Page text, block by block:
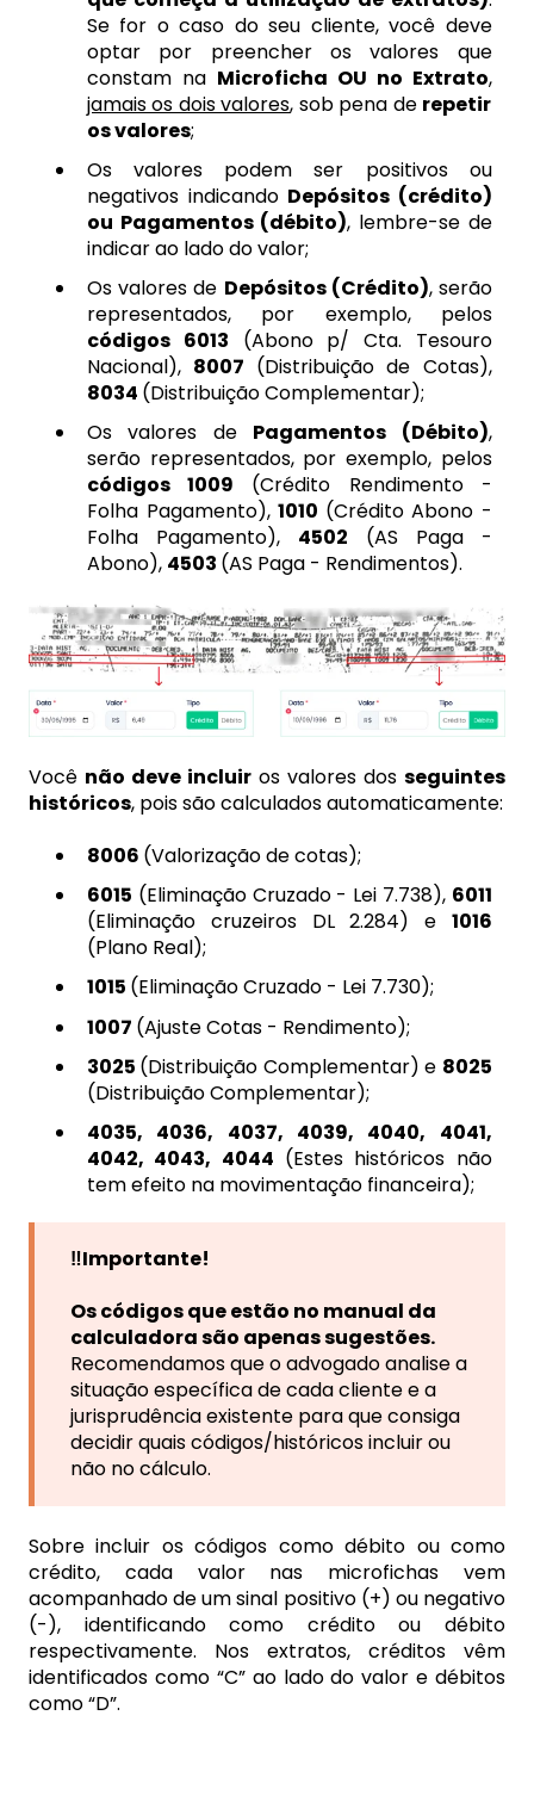
Se for o caso do seu cliente, você deve
optar por preencher os valores que
constam na Microficha OU no Extrato,
jamais os dois valores, sob pena de repetir
os valores;
Os valores podem ser positivos ou
negativos indicandoDepósitos (crédito)
ou Pagamentos (débito), lembre-se de
indicar ao lado do valor;
Os valores de Depósitos (Crédito), serão
representados, por exemplo, pelos
códigos 6013 (Abono p/ Cta. Tesouro
Nacional), 8007 (Distribuição de Cotas),
8034 (Distribuição Complementar);
Os valores de Pagamentos (Débito),
serão representados, por exemplo, pelos
códigos 1009 (Crédito Rendimento -
Folha Pagamento),1010 (Crédito Abono -
Folha Pagamento), 4502 (AS Paga -
Abono), 4503 (AS Paga - Rendimentos).
Você não deve incluir os valores dos seguintes
históricos, pois são calculados automaticamente:
8006 (Valorização de cotas);
6015 (Eliminação Cruzado - Lei 7.738), 6011
(Eliminação cruzeiros DL 2.284) e 1016
(Plano Real);
1015 (Eliminação Cruzado - Lei 7.730);
1007 (Ajuste Cotas - Rendimento);
3025 (Distribuição Complementar) e 8025
(Distribuição Complementar);
4035, 4036, 4037, 4039, 4040, 4041,
4042, 4043, 4044 (Estes históricos não
tem efeito na movimentação financeira);
‼️Importante!
Os códigos que estão no manual da
calculadora são apenas sugestões.
Recomendamos que o advogado analise a
situação específica de cada cliente e a
jurisprudência existente para que consiga
decidir quais códigos/históricos incluir ou
não no cálculo.
Sobre incluir os códigos como débito ou como
crédito, cada valor nas microfichas vem
acompanhado de um sinal positivo (+) ou negativo
(-), identificando como crédito ou débito
respectivamente. Nos extratos, créditos vêm
identificados como “C” ao lado do valor e débitos
como “D”.